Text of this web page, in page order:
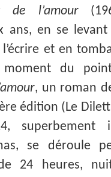
de l’amour
ans, en se
et en
moment du
, un roman
édition (Le
superbement
se déroule
24 heures,